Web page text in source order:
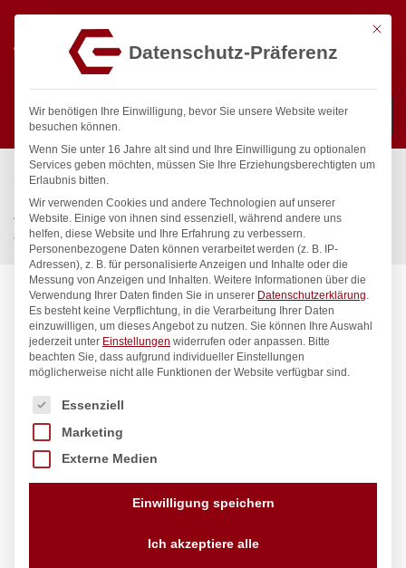
Suchen
Start / Gastronomiebedarf & Gastro Geräte für Profis
Küchengeräte
Öfen & Induktionskocher
4-flammiger Induktionsherd, HENDI, 400V/17000W,
800x720x(H)854mm
Mit
Datenschutz-Präferenz
Wir benötigen Ihre Einwilligung, bevor Sie unsere Website weiter
besuchen können.
Wenn Sie unter 16 Jahre alt sind und Ihre Einwilligung zu optionalen
Services geben möchten, müssen Sie Ihre Erziehungsberechtigten um
Erlaubnis bitten.
Wir verwenden Cookies und andere Technologien auf unserer
Website. Einige von ihnen sind essenziell, während andere uns
helfen, diese Website und Ihre Erfahrung zu verbessern.
Personenbezogene Daten können verarbeitet werden (z. B. IP-
Adressen), z. B. für personalisierte Anzeigen und Inhalte oder die
Messung von Anzeigen und Inhalten. Weitere Informationen über die
Verwendung Ihrer Daten finden Sie in unserer Datenschutzerklärung.
Es besteht keine Verpflichtung, in die Verarbeitung Ihrer Daten
einzuwilligen, um dieses Angebot zu nutzen. Sie können Ihre Auswahl
jederzeit unter Einstellungen widerrufen oder anpassen. Bitte
beachten Sie, dass aufgrund individueller Einstellungen
möglicherweise nicht alle Funktionen der Website verfügbar sind.
Es folgt eine Liste der Service-Gruppen, für die eine
Essenziell
Marketing
Externe Medien
Einwilligung speichern
Ich akzeptiere alle